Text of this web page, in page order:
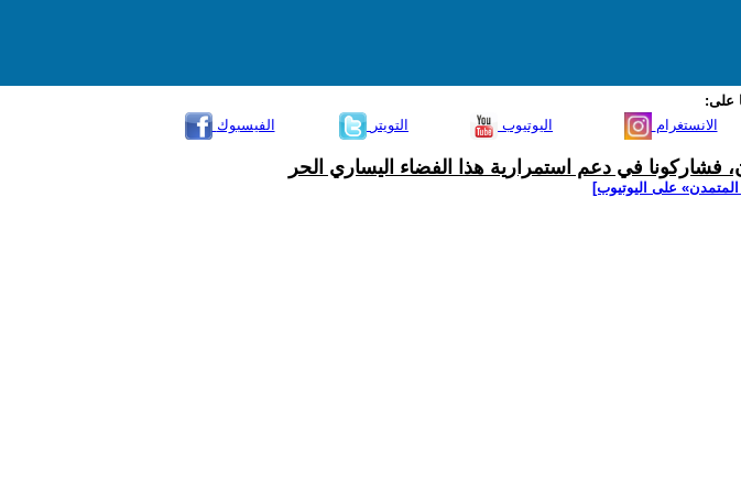
على:
الفيسبوك
التويتر اليوتيوب الانستغرام
فشاركونا في دعم استمرارية هذا الفضاء اليساري الحر
على اليوتيوب]